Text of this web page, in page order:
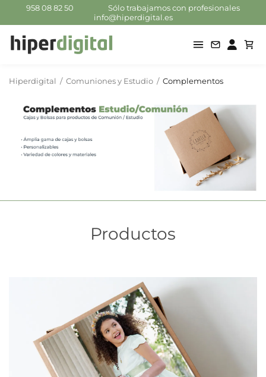
958 08 82 50
Sólo trabajamos con profesionales
info@hiperdigital.es
Hiperdigital / Comuniones y Estudio / Complementos
Productos